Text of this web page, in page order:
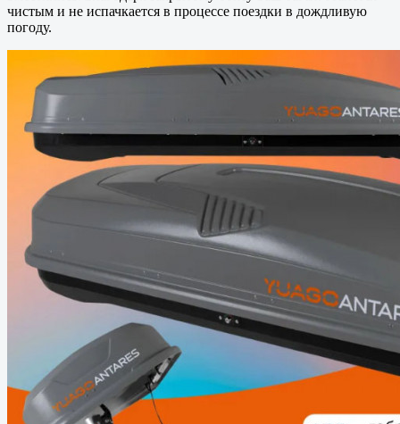
чистым и не испачкается в процессе поездки в дождливую
погоду.